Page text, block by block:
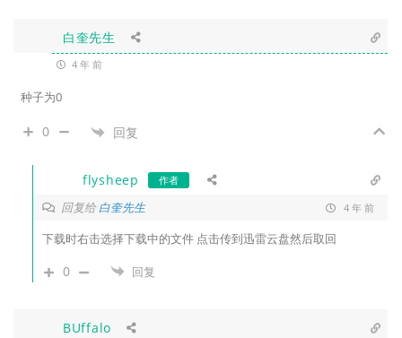
白奎先生
4 年 前
种子为0
0 回复
flysheep 作者
回复给白奎先生 4 年 前
下载时右击选择下载中的文件 点击传到迅雷云盘然后取回
0 回复
BUffalo